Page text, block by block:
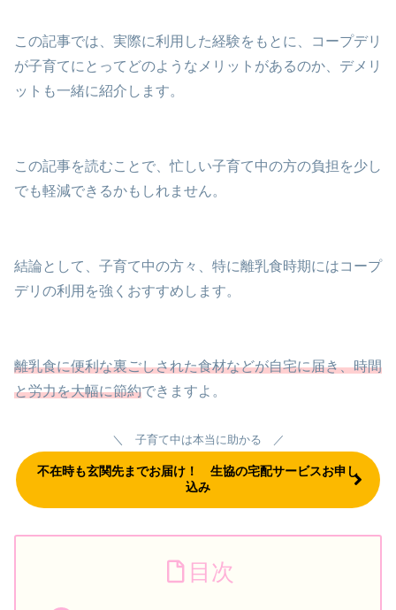
この記事では、実際に利用した経験をもとに、コープデリ
が子育てにとってどのようなメリットがあるのか、デメリ
ットも一緒に紹介します。
この記事を読むことで、忙しい子育て中の方の負担を少し
でも軽減できるかもしれません。
結論として、子育て中の方々、特に離乳食時期にはコープ
デリの利用を強くおすすめします。
離乳食に便利な裏ごしされた食材などが自宅に届き、時間
と労力を大幅に節約できますよ。
＼ 子育て中は本当に助かる ／
不在時も玄関先までお届け！ 生協の宅配サービスお申し
込み
目次